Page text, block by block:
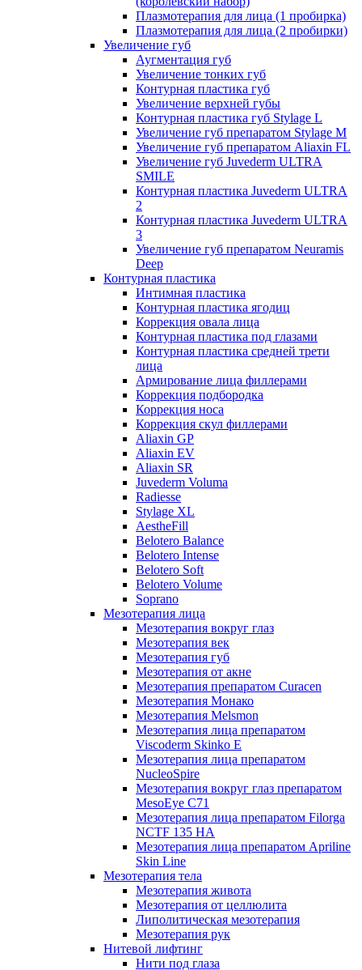
Плазмотерапия для лица (1 пробирка)
Плазмотерапия для лица (2 пробирки)
Увеличение губ
Аугментация губ
Увеличение тонких губ
Контурная пластика губ
Увеличение верхней губы
Контурная пластика губ Stylage L
Увеличение губ препаратом Stylage M
Увеличение губ препаратом Aliaxin FL
Увеличение губ Juvederm ULTRA
SMILE
Контурная пластика Juvederm ULTRA
2
Контурная пластика Juvederm ULTRA
3
Увеличение губ препаратом Neuramis
Deep
Контурная пластика
Интимная пластика
Контурная пластика ягодиц
Коррекция овала лица
Контурная пластика под глазами
Контурная пластика средней трети
лица
Армирование лица филлерами
Коррекция подбородка
Коррекция носа
Коррекция скул филлерами
Aliaxin GP
Aliaxin EV
Aliaxin SR
Juvederm Voluma
Radiesse
Stylage XL
AestheFill
Belotero Balance
Belotero Intense
Belotero Soft
Belotero Volume
Soprano
Мезотерапия лица
Мезотерапия вокруг глаз
Мезотерапия век
Мезотерапия губ
Мезотерапия от акне
Мезотерапия препаратом Curacen
Мезотерапия Монако
Мезотерапия Melsmon
Мезотерапия лица препаратом
Viscoderm Skinko E
Мезотерапия лица препаратом
NucleoSpire
Мезотерапия вокруг глаз препаратом
MesoEye С71
Мезотерапия лица препаратом Filorga
NCTF 135 HA
Мезотерапия лица препаратом Apriline
Skin Line
Мезотерапия тела
Мезотерапия живота
Мезотерапия от целлюлита
Липолитическая мезотерапия
Мезотерапия рук
Нитевой лифтинг
Нити под глаза